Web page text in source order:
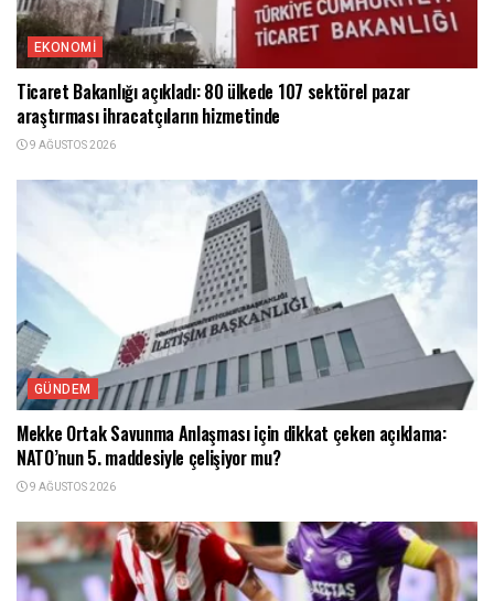
EKONOMI
Ticaret Bakanlığı açıkladı: 80 ülkede 107 sektörel pazar
araştırması ihracatçıların hizmetinde
9 AĞUSTOS 2026
GÜNDEM
Mekke Ortak Savunma Anlaşması için dikkat çeken açıklama:
NATO’nun 5. maddesiyle çelişiyor mu?
9 AĞUSTOS 2026